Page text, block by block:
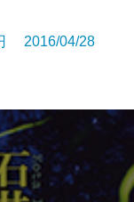
2016/04/28